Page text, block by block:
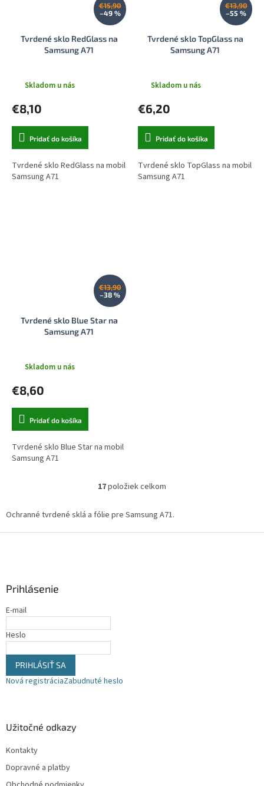
€15,90
–49 %
Tvrdené sklo RedGlass na
Samsung A71
Skladom u nás
€8,10
Pridať do košíka
Tvrdené sklo RedGlass na mobil
Samsung A71
€13,90
–55 %
Tvrdené sklo TopGlass na
Samsung A71
Skladom u nás
€6,20
Pridať do košíka
Tvrdené sklo TopGlass na mobil
Samsung A71
€13,90
–38 %
Tvrdené sklo Blue Star na
Samsung A71
Skladom u nás
€8,60
Pridať do košíka
Tvrdené sklo Blue Star na mobil
Samsung A71
O
l
d
17položiek celkom
Ochranné tvrdené sklá a fólie pre Samsung A71.
Prihlásenie
E-mail
Heslo
PRIHLÁSIŤ SA
Nová registráciaZabudnuté heslo
Užitočné odkazy
Kontakty
Dopravné a platby